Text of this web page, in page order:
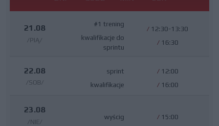
21.08
/PIĄ/
#1 trening
kwalifikacje do
sprintu
/ 12:30-13:30
/ 16:30
22.08
/SOB/
sprint
kwalifikacje
/ 12:00
/ 16:00
23.08
/NIE/
wyścig / 15:00